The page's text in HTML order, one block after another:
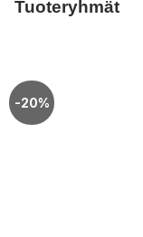
Tuoteryhmät
-20%